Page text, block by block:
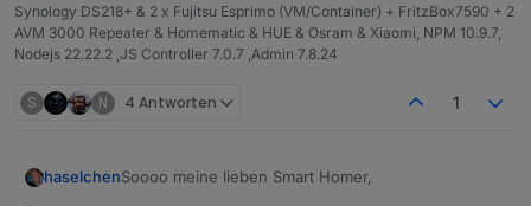
Synology DS218+ & 2 x Fujitsu Esprimo (VM/Container) + FritzBox7590 + 2
AVM 3000 Repeater & Homematic & HUE & Osram & Xiaomi, NPM 10.9.7,
Nodejs 22.22.2 ,JS Controller 7.0.7 ,Admin 7.8.24
S N 4 Antworten 1
haselchenSoooo meine lieben Smart Homer,